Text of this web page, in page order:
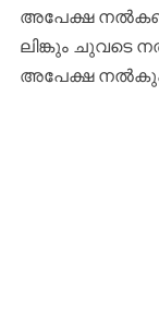
അപേക്ഷ
ലിങ്കും ചുവടെ
അപേക്ഷ